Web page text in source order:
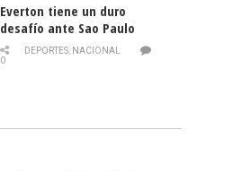
Everton tiene un duro
desafío ante Sao Paulo
DEPORTES, NACIONAL
0